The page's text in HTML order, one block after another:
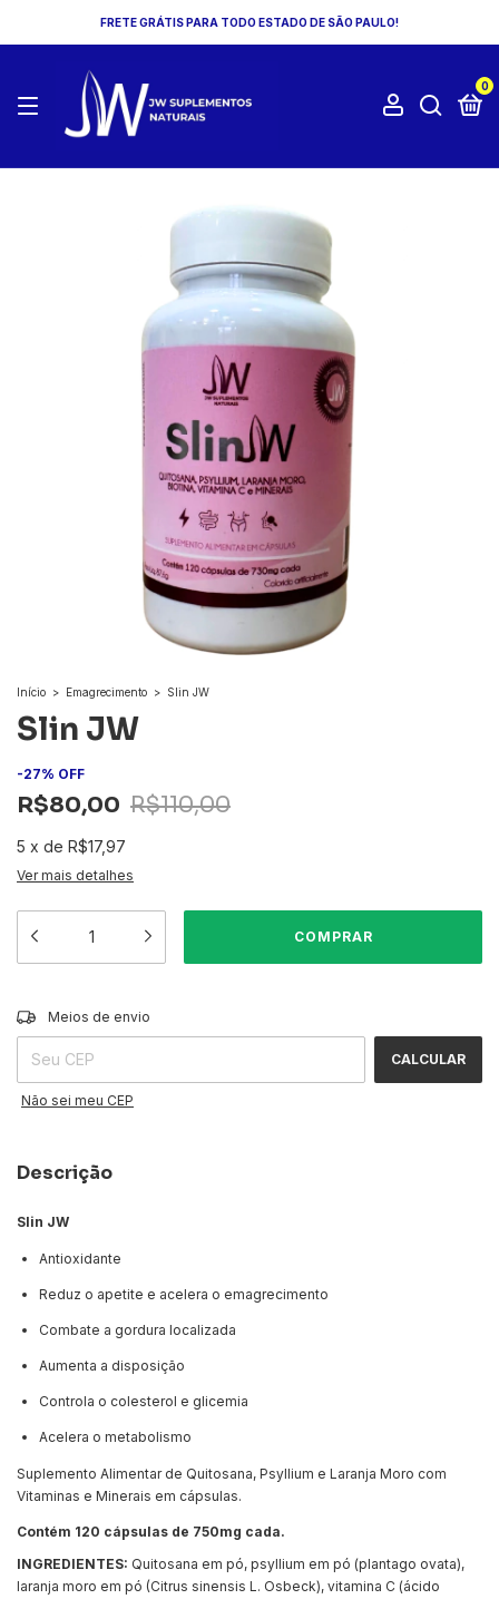
FRETE GRÁTIS PARA TODO ESTADO DE SÃO PAULO!
0
Início > Emagrecimento > Slin JW
Slin JW
-27% OFF
R$80,00 R$110,00
5 x de R$17,97
Ver mais detalhes
Entregas para o CEP:
Meios de envio
CALCULAR
Não sei meu CEP
Descrição
Slin JW
Antioxidante
Reduz o apetite e acelera o emagrecimento
Combate a gordura localizada
Aumenta a disposição
Controla o colesterol e glicemia
Acelera o metabolismo
Suplemento Alimentar de Quitosana, Psyllium e Laranja Moro com
Vitaminas e Minerais em cápsulas.
Contém 120 cápsulas de 750mg cada.
INGREDIENTES: Quitosana em pó, psyllium em pó (plantago ovata),
laranja moro em pó (Citrus sinensis L. Osbeck), vitamina C (ácido